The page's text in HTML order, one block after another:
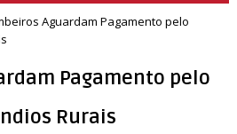
Aguardam Pagamento pelo
Pagamento pelo
Rurais